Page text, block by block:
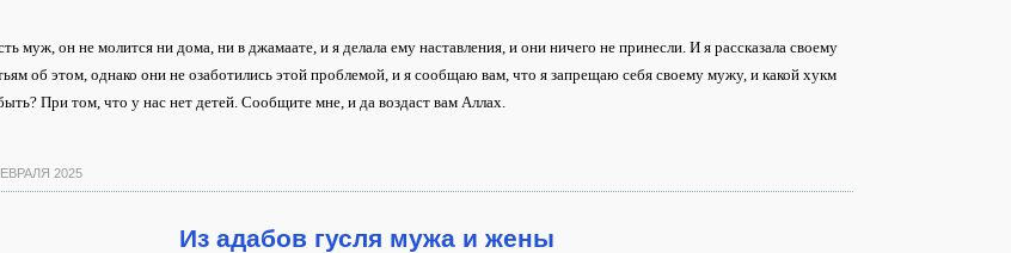
муж, он не молится ни дома, ни в джамаате, и я делала ему наставления, и они ничего не принесли. И я рассказала своему
об этом, однако они не озаботились этой проблемой, и я сообщаю вам, что я запрещаю себя своему мужу, и какой хукм
При том, что у нас нет детей. Сообщите мне, и да воздаст вам Аллах.
2025
Из адабов гусля мужа и жены